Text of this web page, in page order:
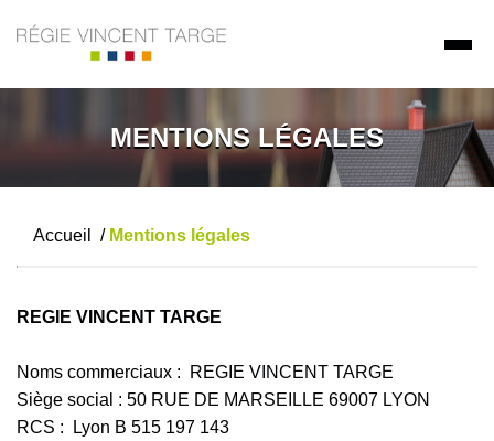
MENTIONS LÉGALES
Accueil /Mentions légales
REGIE VINCENT TARGE
Noms commerciaux : REGIE VINCENT TARGE
Siège social : 50 RUE DE MARSEILLE 69007 LYON
RCS : Lyon B 515 197 143